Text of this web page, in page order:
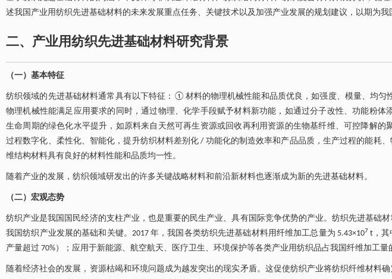
述我国产业用纺织先进基础材料的未来发展重点任务、关键技术以及加强产业发展的规划建议，以期为我
二、产业用纺织先进基础材料研究背景
（一）基本特征
纺织领域的先进基础材料通常具有以下特征：①材料的物理机械性能和品质优良，如强度、模量、均
物理机械性能满足应用要求的同时，通过物理、化学手段赋予材料新功能，如通过分子改性、功能粉
生命周期的绿色化水平提升，如原料来自天然可再生资源或回收再利用资源的生物基纤维、可控降解
过程数字化、柔性化、智能化，提升纺织材料差别化 / 功能化的制造效率和产品品质，生产过程的能耗
维结构材料具有良好的材料性能和品质均一性。
随着产业的发展，纺织领域研发出的许多关键战略材料和前沿新材料也逐渐成为新的先进基础材料。
（二）宏观态势
纺织产业是我国国民经济的支柱产业，也是重要的民生产业、具有国际竞争优势的产业。纺织先进基础
我国纺织产业发展的基础和关键。2017 年，我国各类纺织先进基础材料用纤维加工总量为 5.43×107 t，其
产量超过 70%）；应用于新能源、航空航天、医疗卫生、环境保护等各类产业用纺织品占我国纤维加工量的
随着经济社会的发展，资源枯竭和环境问题成为越发突出的现实矛盾。这促使纺织产业将纺织纤维材料